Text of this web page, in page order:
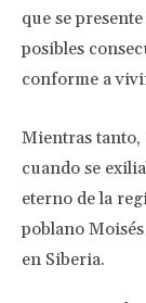
que se
posibles
conforme a
Mientras tanto,
cuando se
eterno de la
poblano
en Siberia.